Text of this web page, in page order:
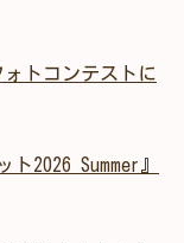
トコンテストに
ト2026 Summer』